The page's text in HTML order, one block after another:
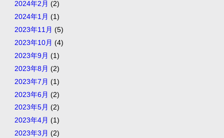
2024年2月 (2)
2024年1月 (1)
2023年11月 (5)
2023年10月 (4)
2023年9月 (1)
2023年8月 (2)
2023年7月 (1)
2023年6月 (2)
2023年5月 (2)
2023年4月 (1)
2023年3月 (2)